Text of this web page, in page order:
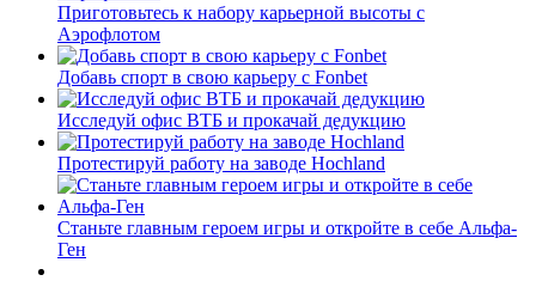
Приготовьтесь к набору карьерной высоты с
Аэрофлотом
Добавь спорт в свою карьеру с Fonbet
Исследуй офис ВТБ и прокачай дедукцию
Протестируй работу на заводе Hochland
Станьте главным героем игры и откройте в себе Альфа-
Ген